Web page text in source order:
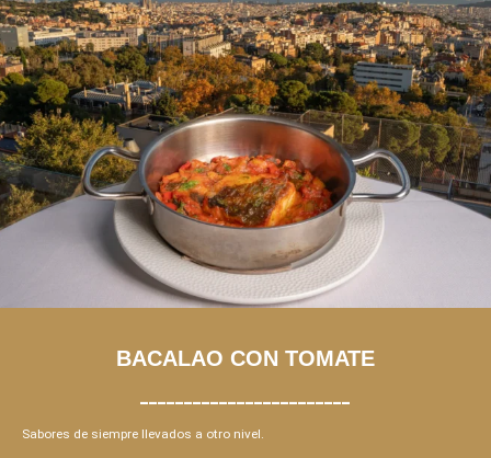
BACALAO CON TOMATE
Sabores de siempre llevados a otro nivel.